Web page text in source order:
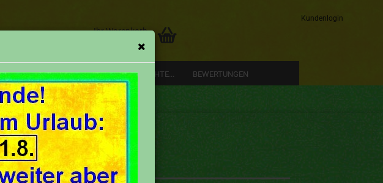
Kundenlogin
Ihr Warenkorb
UNSER GESCHÄFT UNSERE GESCHICHTE... BEWERTUNGEN
Literatur